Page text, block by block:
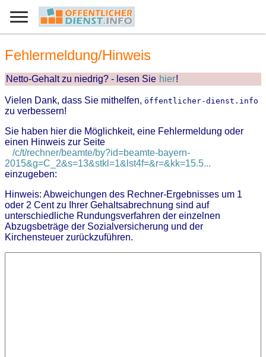
Fehlermeldung/Hinweis
Netto-Gehalt zu niedrig? - lesen Sie hier!
Vielen Dank, dass Sie mithelfen, öffentlicher-dienst.info
zu verbessern!
Sie haben hier die Möglichkeit, eine Fehlermeldung oder
einen Hinweis zur Seite
/c/t/rechner/beamte/by?id=beamte-bayern-
2015&g=C_2&s=13&stkl=1&lst4f=&r=&kk=15.5...
einzugeben:
Hinweis: Abweichungen des Rechner-Ergebnisses um 1
oder 2 Cent zu Ihrer Gehaltsabrechnung sind auf
unterschiedliche Rundungsverfahren der einzelnen
Abzugsbeträge der Sozialversicherung und der
Kirchensteuer zurückzuführen.